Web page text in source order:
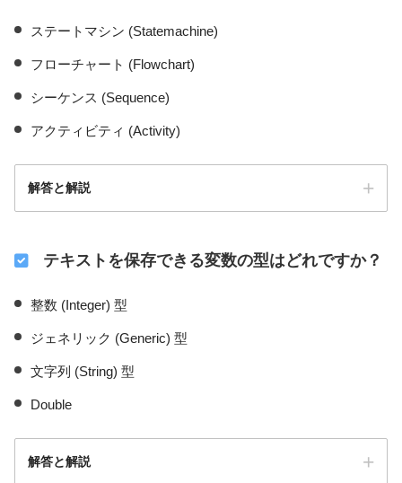
ステートマシン (Statemachine)
フローチャート (Flowchart)
シーケンス (Sequence)
アクティビティ (Activity)
解答と解説
テキストを保存できる変数の型はどれですか？
整数 (Integer) 型
ジェネリック (Generic) 型
文字列 (String) 型
Double
解答と解説